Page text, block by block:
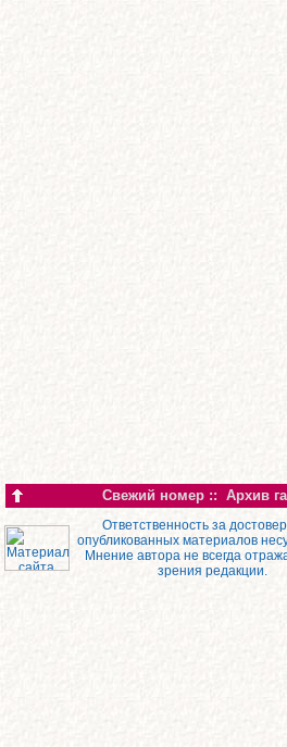
Свежий номер :: Архив
Ответственность за
опубликованных материалов
Мнение автора не всегда
зрения редакции.